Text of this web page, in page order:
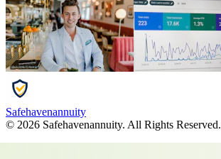
Safehavenannuity
© 2026 Safehavenannuity. All Rights Reserved.